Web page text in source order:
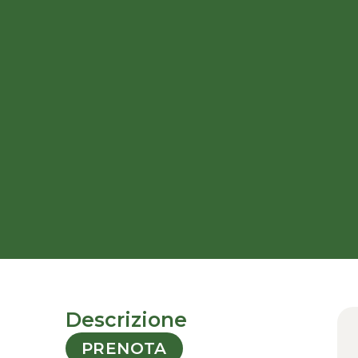
Descrizione
PRENOTA